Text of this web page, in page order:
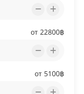
от 22800฿
от 5100฿